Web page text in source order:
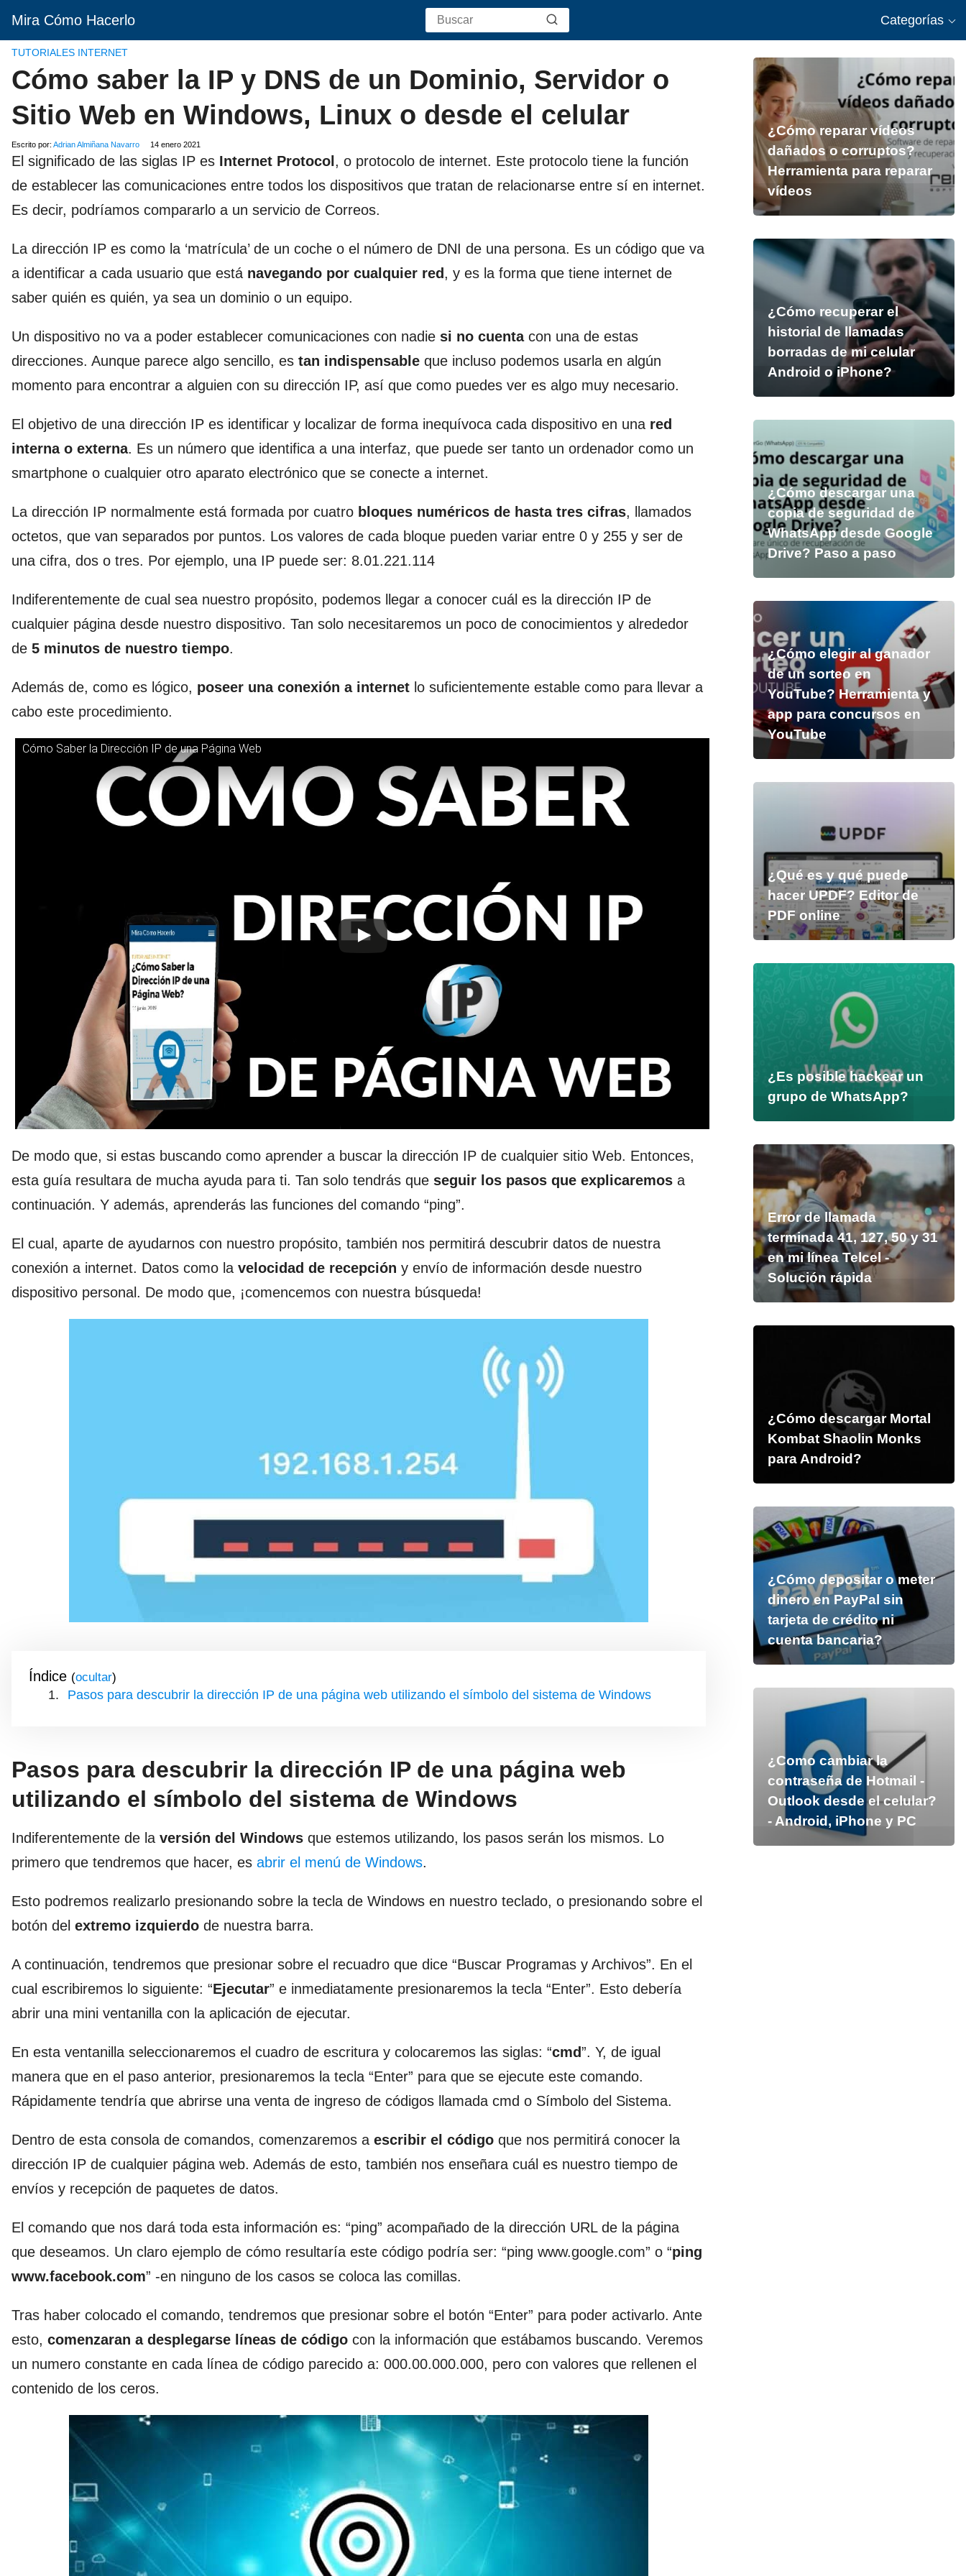
Mira Cómo Hacerlo Categorías
TUTORIALES INTERNET
Cómo saber la IP y DNS de un Dominio, Servidor o
Sitio Web en Windows, Linux o desde el celular
Escrito por: Adrian Almiñana Navarro 14 enero 2021
El significado de las siglas IP es Internet Protocol , o protocolo de internet. Este protocolo tiene la función
de establecer las comunicaciones entre todos los dispositivos que tratan de relacionarse entre sí en internet.
Es decir, podríamos compararlo a un servicio de Correos.
La dirección IP es como la ‘matrícula’ de un coche o el número de DNI de una persona. Es un código que va
a identificar a cada usuario que está navegando por cualquier red , y es la forma que tiene internet de
saber quién es quién, ya sea un dominio o un equipo.
Un dispositivo no va a poder establecer comunicaciones con nadie si no cuentacon una de estas
direcciones. Aunque parece algo sencillo, es tan indispensable que incluso podemos usarla en algún
momento para encontrar a alguien con su dirección IP, así que como puedes ver es algo muy necesario.
El objetivo de una dirección IP es identificar y localizar de forma inequívoca cada dispositivo en una red
interna o externa. Es un número que identifica a una interfaz, que puede ser tanto un ordenador como un
smartphone o cualquier otro aparato electrónico que se conecte a internet.
La dirección IP normalmente está formada por cuatro bloques numéricos de hasta tres cifras, llamados
octetos, que van separados por puntos. Los valores de cada bloque pueden variar entre 0 y 255 y ser de
una cifra, dos o tres. Por ejemplo, una IP puede ser: 8.01.221.114
Indiferentemente de cual sea nuestro propósito, podemos llegar a conocer cuál es la dirección IP de
cualquier página desde nuestro dispositivo. Tan solo necesitaremos un poco de conocimientos y alrededor
de 5 minutos de nuestro tiempo.
Además de, como es lógico, poseer una conexión a internet lo suficientemente estable como para llevar a
cabo este procedimiento.
Cómo Saber la Dirección IP de una Página Web
De modo que, si estas buscando como aprender a buscar la dirección IP de cualquier sitio Web. Entonces,
esta guía resultara de mucha ayuda para ti. Tan solo tendrás que seguir los pasos que explicaremos a
continuación. Y además, aprenderás las funciones del comando “ping”.
El cual, aparte de ayudarnos con nuestro propósito, también nos permitirá descubrir datos de nuestra
conexión a internet. Datos como la velocidad de recepción y envío de información desde nuestro
dispositivo personal. De modo que, ¡comencemos con nuestra búsqueda!
Índice ( )
Pasos para descubrir la dirección IP de una página web utilizando el símbolo del sistema de Windows
Pasos para descubrir la dirección IP de una página web
utilizando el símbolo del sistema de Windows
Indiferentemente de la versión del Windows que estemos utilizando, los pasos serán los mismos. Lo
primero que tendremos que hacer, es abrir el menú de Windows.
Esto podremos realizarlo presionando sobre la tecla de Windows en nuestro teclado, o presionando sobre el
botón del extremo izquierdo de nuestra barra.
A continuación, tendremos que presionar sobre el recuadro que dice “Buscar Programas y Archivos”. En el
cual escribiremos lo siguiente: “Ejecutar” e inmediatamente presionaremos la tecla “Enter”. Esto debería
abrir una mini ventanilla con la aplicación de ejecutar.
En esta ventanilla seleccionaremos el cuadro de escritura y colocaremos las siglas: “cmd”. Y, de igual
manera que en el paso anterior, presionaremos la tecla “Enter” para que se ejecute este comando.
Rápidamente tendría que abrirse una venta de ingreso de códigos llamada cmd o Símbolo del Sistema.
Dentro de esta consola de comandos, comenzaremos a escribir el código que nos permitirá conocer la
dirección IP de cualquier página web. Además de esto, también nos enseñara cuál es nuestro tiempo de
envíos y recepción de paquetes de datos.
El comando que nos dará toda esta información es: “ping” acompañado de la dirección URL de la página
que deseamos. Un claro ejemplo de cómo resultaría este código podría ser: “ping www.google.com” o “ping
www.facebook.com” -en ninguno de los casos se coloca las comillas.
Tras haber colocado el comando, tendremos que presionar sobre el botón “Enter” para poder activarlo. Ante
esto, comenzaran a desplegarse líneas de código con la información que estábamos buscando. Veremos
un numero constante en cada línea de código parecido a: 000.00.000.000, pero con valores que rellenen el
contenido de los ceros.
¿Cómo reparar vídeos
dañados o corruptos?
Herramienta para reparar
vídeos
¿Cómo recuperar el
historial de llamadas
borradas de mi celular
Android o iPhone?
¿Cómo descargar una
copia de seguridad de
WhatsApp desde Google
Drive? Paso a paso
¿Cómo elegir al ganador
de un sorteo en
YouTube? Herramienta y
app para concursos en
YouTube
¿Qué es y qué puede
hacer UPDF? Editor de
PDF online
¿Es posible hackear un
grupo de WhatsApp?
Error de llamada
terminada 41, 127, 50 y 31
en mi línea Telcel -
Solución rápida
¿Cómo descargar Mortal
Kombat Shaolin Monks
para Android?
¿Cómo depositar o meter
dinero en PayPal sin
tarjeta de crédito ni
cuenta bancaria?
¿Como cambiar la
contraseña de Hotmail -
Outlook desde el celular?
- Android, iPhone y PC